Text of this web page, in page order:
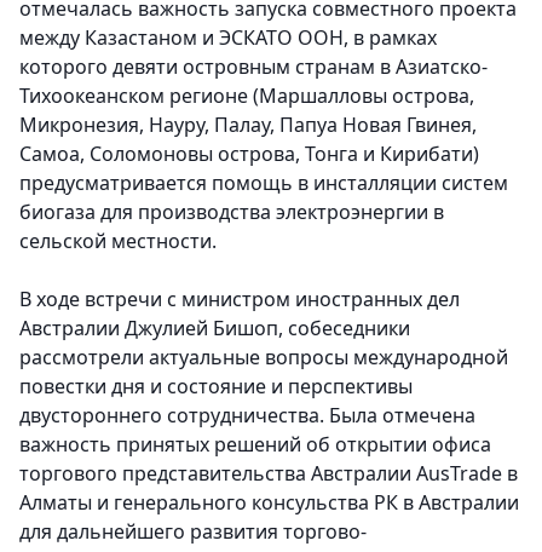
отмечалась важность запуска совместного проекта
между Казастаном и ЭСКАТО ООН, в рамках
которого девяти островным странам в Азиатско-
Тихоокеанском регионе (Маршалловы острова,
Микронезия, Науру, Палау, Папуа Новая Гвинея,
Самоа, Соломоновы острова, Тонга и Кирибати)
предусматривается помощь в инсталляции систем
биогаза для производства электроэнергии в
сельской местности.
В ходе встречи с министром иностранных дел
Австралии Джулией Бишоп, собеседники
рассмотрели актуальные вопросы международной
повестки дня и состояние и перспективы
двустороннего сотрудничества. Была отмечена
важность принятых решений об открытии офиса
торгового представительства Австралии AusTrade в
Алматы и генерального консульства РК в Австралии
для дальнейшего развития торгово-